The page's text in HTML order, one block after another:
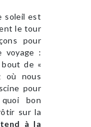
soleil est
le tour
pour
voyage :
de «
où nous
pour
bon
sur la
à la